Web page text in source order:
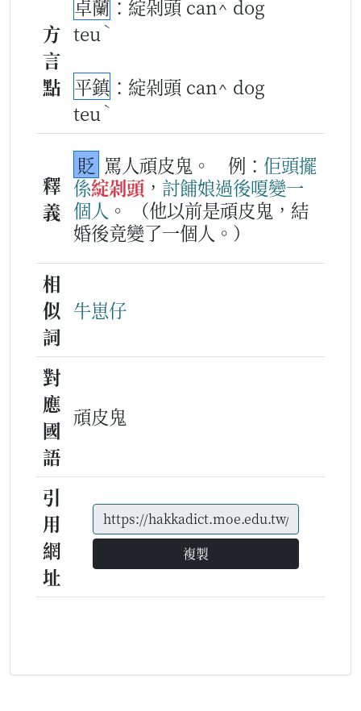
方
言
點
卓蘭 ：綻剁頭 can^ dog
teu ˋ
平鎮 ：綻剁頭 can^ dog
teu ˋ
釋
義
貶 罵人頑皮鬼。 例： 佢頭擺
係綻剁頭 ， 討餔娘過後嗄變一
個人 。
（他以前是頑皮鬼，結
婚後竟變了一個人。）
相
似
詞
牛崽仔
對
應
國
語
頑皮鬼
引
用
網
址
複製